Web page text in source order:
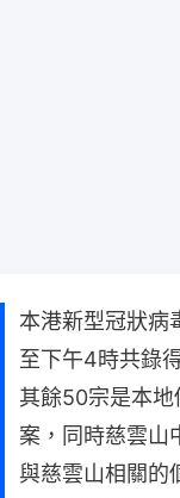
本港新型冠狀病
至下午4時共錄
其餘50宗是本
案，同時慈雲山
與慈雲山相關的